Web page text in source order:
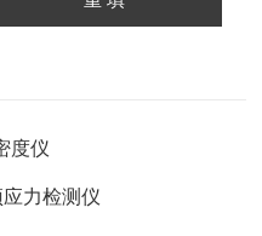
度仪
力检测仪